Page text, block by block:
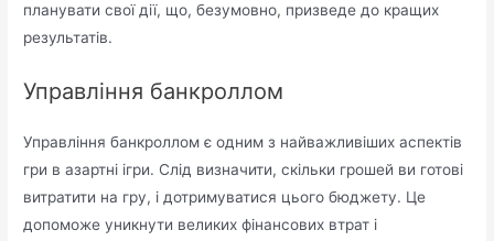
планувати свої дії, що, безумовно, призведе до кращих
результатів.
Управління банкроллом
Управління банкроллом є одним з найважливіших аспектів
гри в азартні ігри. Слід визначити, скільки грошей ви готові
витратити на гру, і дотримуватися цього бюджету. Це
допоможе уникнути великих фінансових втрат і